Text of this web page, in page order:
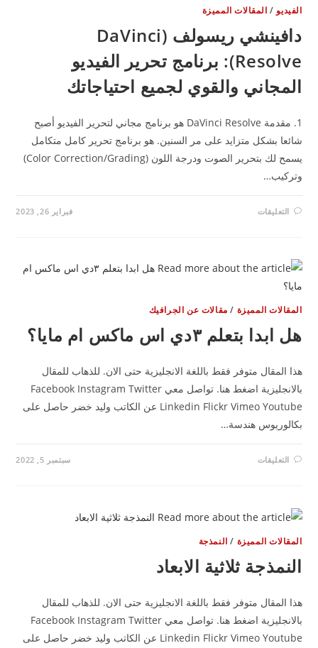
/المقالات المميزة
دافينشي ريسولف (DaVinci
Resolve): برنامج تحرير الفيديو
والقوي لجميع احتياجاتك
1. مقدمة DaVinci Resolve هو برنامج مجاني لتحرير الفيديو أصبح
بشكل متزايد على مر السنين. هو برنامج تحرير كامل متكامل
يسمح لك بتحرير الصوت ودرجة اللون (Color Correction/Grading)
التعليقاتعلى
دافينشي
تحرير
الفيديو
احتياجاتك
فبراير 26, 2023
المميزة/مقالات عن الجرافيك
بتعلم ٣دي اس ماكس ام مايا؟
المقال متوفر فقط باللغة الانجليزية حتى الان. للذهاب للمقال
بالانجليزية اضغط هنا. تواصل معي Facebook Instagram Twitter
Linkedin Flickr Vimeo Youtube عن الكاتب وليد خضر حاصل على
هندسة…
التعليقاتعلى
هل
ماكس
ام
مغلقة
سبتمبر 5, 2022
المميزة/النمذجة
ثلاثية الابعاد
المقال متوفر فقط باللغة الانجليزية حتى الان. للذهاب للمقال
بالانجليزية اضغط هنا. تواصل معي Facebook Instagram Twitter
Linkedin Flickr Vimeo Youtube عن الكاتب وليد خضر حاصل على